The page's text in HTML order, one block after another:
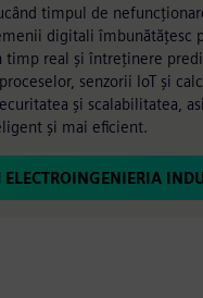
timpul de
digitali îmbunătățesc
timp real și întreținere
senzorii IoT și
și scalabilitatea,
și mai eficient.